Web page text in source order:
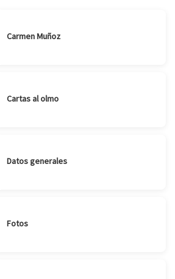
Carmen Muñoz
Cartas al olmo
Datos generales
Fotos